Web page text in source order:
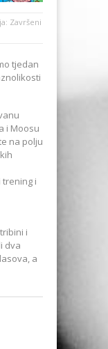
Završeni
tjedan
i Moosu
na polju
i
i
dva
a